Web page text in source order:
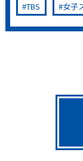
TBS
女子